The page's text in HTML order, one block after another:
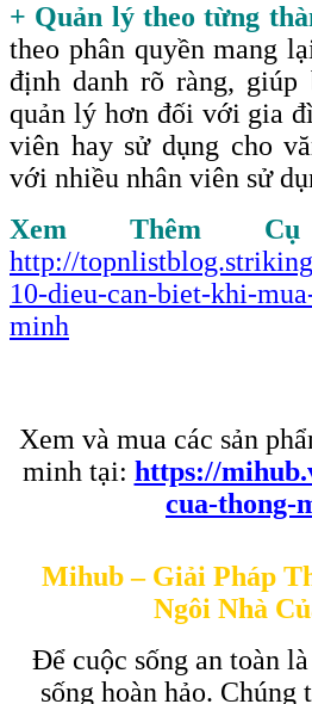
+ Quản lý theo từng
theo phân quyền mang
định danh rõ ràng,
quản lý hơn đối với gia
viên hay sử dụng cho
với nhiều nhân viên sử
Xem Thêm
http://
10-dieu-can-biet-khi-
minh
Xem và mua các sản
minh tại: https://
cua-thong-
Mihub – Giải Pháp
Ngôi Nhà
Để cuộc sống an toàn
sống hoàn hảo.